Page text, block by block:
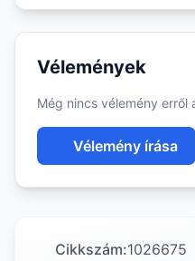
Vélemények
Még nincs vélemény erről
Vélemény írása
Cikkszám:1026675